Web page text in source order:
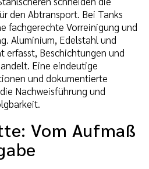
den Abtransport. Bei Tanks
fachgerechte Vorreinigung und
Aluminium, Edelstahl und
erfasst, Beschichtungen und
Eine eindeutige
und dokumentierte
Nachweisführung und
Vom Aufmaß